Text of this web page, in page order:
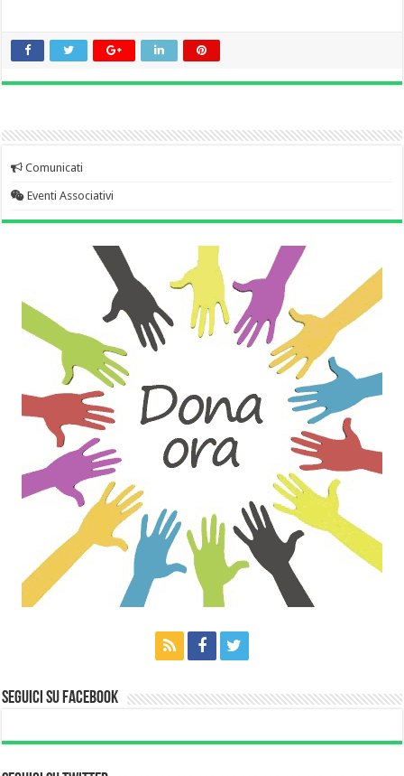
Comunicati
Eventi Associativi
Seguici su Facebook